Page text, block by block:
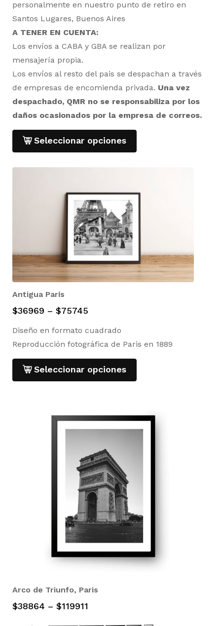
personalmente en nuestro punto de retiro en
Santos Lugares, Buenos Aires
A TENER EN CUENTA:
Los envíos a CABA y GBA se realizan por
mensajería propia.
Los envíos al resto del pais se despachan a través
de empresas de encomienda privada. Una vez
despachado, QMR no se responsabiliza por los
daños ocasionados por la empresa de correos.
Seleccionar opciones
Antigua París
$36969 – $75745
Diseño en formato cuadrado
Reproducción fotográfica de Paris en 1889
Seleccionar opciones
Arco de Triunfo, Paris
$38864 – $119911